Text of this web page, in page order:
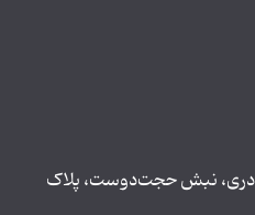
نادری، نبش حجت‌دوست، پلاک